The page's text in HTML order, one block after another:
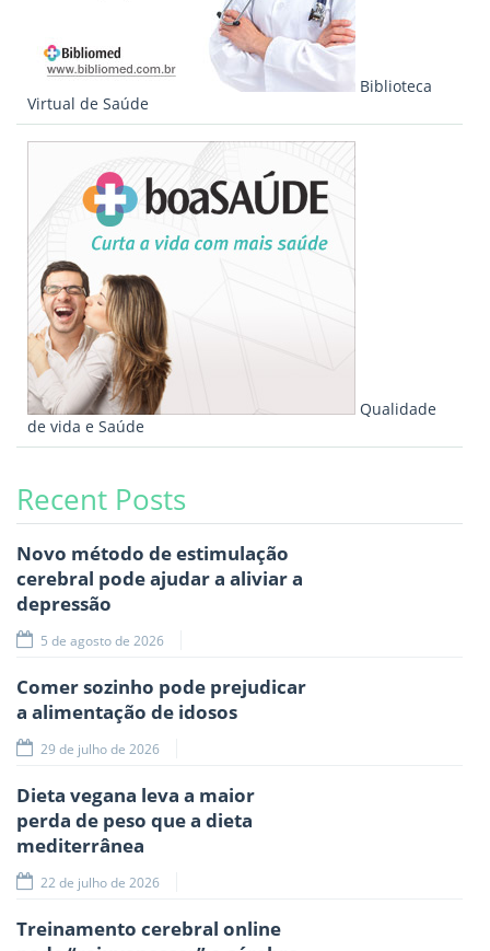
Biblioteca
Virtual de Saúde
Qualidade
de vida e Saúde
Recent Posts
Novo método de estimulação
cerebral pode ajudar a aliviar a
depressão
5 de agosto de 2026
Comer sozinho pode prejudicar
a alimentação de idosos
29 de julho de 2026
Dieta vegana leva a maior
perda de peso que a dieta
mediterrânea
22 de julho de 2026
Treinamento cerebral online